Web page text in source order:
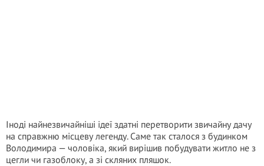
Іноді найнезвичайніші ідеї здатні перетворити звичайну дачу
на справжню місцеву легенду. Саме так сталося з будинком
Володимира — чоловіка, який вирішив побудувати житло не з
цегли чи газоблоку, а зі скляних пляшок.